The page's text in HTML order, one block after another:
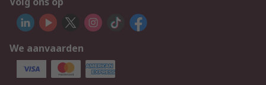
We aanvaarden